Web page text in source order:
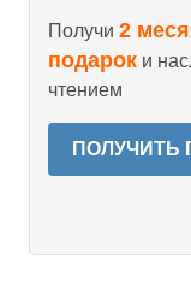
Получи 2
подарок и
чтением
ПОЛУЧИТЬ